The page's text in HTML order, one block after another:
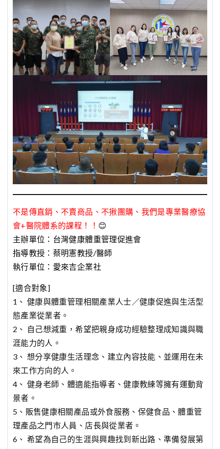
不是傳直銷、不賣商品、不揪團購、我們是專業醫療協
會+醫院體系的課程！！ 😊
主辦單位：台灣健康體重管理促進會
指導教授：蔡明憲教授/醫師
執行單位：愛來吉企業社
[適合對象]
1、 健康與體重管理相關產業人士／健康促進與生活型
態產業從業者。
2、 自己想減重，希望把親身成功經驗整理成知識與職
涯能力的人。
3、 想分享健康生活理念、建立內容技能、並運用在未
來工作方向的人。
4、 健身老師、體適能指導者、健康教練等擁有運動背
景者。
5、販售健康相關產品或外食服務、保健食品、體重管
理產品之門市人員、店長與從業者。
6、 希望為自己的生涯與興趣找到新出路、準備發展第